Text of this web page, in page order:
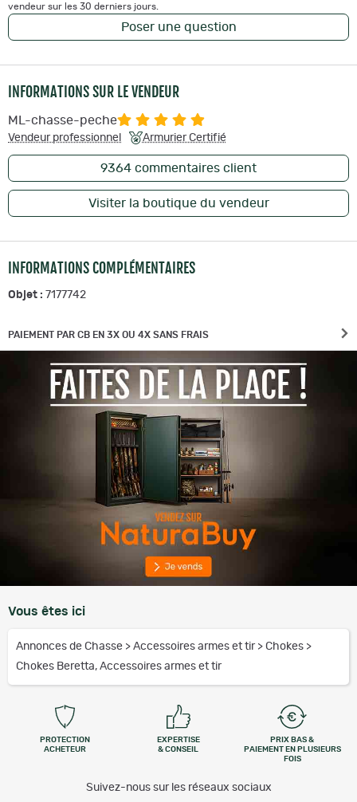
vendeur sur les 30 derniers jours.
Poser une question
INFORMATIONS SUR LE VENDEUR
ML-chasse-peche
Vendeur professionnel Armurier Certifié
9364 commentaires client
Visiter la boutique du vendeur
INFORMATIONS COMPLÉMENTAIRES
Objet : 7177742
PAIEMENT PAR CB EN 3X OU 4X SANS FRAIS
Vous êtes ici
Annonces de Chasse > Accessoires armes et tir > Chokes >
Chokes Beretta, Accessoires armes et tir
PROTECTION
ACHETEUR
EXPERTISE
& CONSEIL
PRIX BAS &
PAIEMENT EN PLUSIEURS
FOIS
Suivez-nous sur les réseaux sociaux